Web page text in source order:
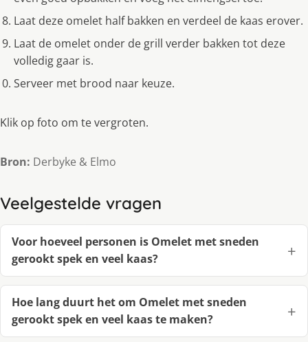
Laat deze omelet half bakken en verdeel de kaas erover.
Laat de omelet onder de grill verder bakken tot deze
volledig gaar is.
Serveer met brood naar keuze.
Klik op foto om te vergroten.
Bron: Derbyke & Elmo
Veelgestelde vragen
Voor hoeveel personen is Omelet met sneden
gerookt spek en veel kaas?
Hoe lang duurt het om Omelet met sneden
gerookt spek en veel kaas te maken?